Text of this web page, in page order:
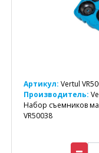
Артикул: Vertul
Производитель:
Набор съемников
VR50038